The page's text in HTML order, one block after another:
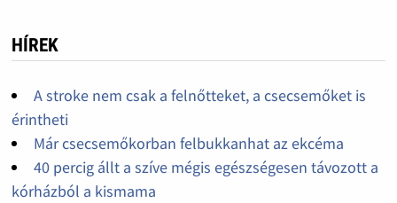
HÍREK
A stroke nem csak a felnőtteket, a csecsemőket is
érintheti
Már csecsemőkorban felbukkanhat az ekcéma
40 percig állt a szíve mégis egészségesen távozott a
kórházból a kismama